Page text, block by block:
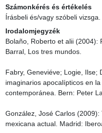
Számonkérés és értékelés
Írásbeli és/vagy szóbeli
Irodalomjegyzék
Bolaño, Roberto et alii (2004):
Barral, Los tres mundos.
Fabry, Geneviéve; Logie, Ilse;
imaginarios apocalípticos en
contemporánea. Bern: Peter
González, José Carlos
mexicana actual. Madrid: